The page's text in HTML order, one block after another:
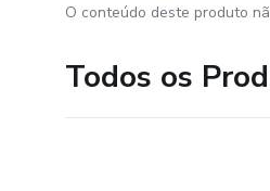
O conteúdo deste produto
Todos os